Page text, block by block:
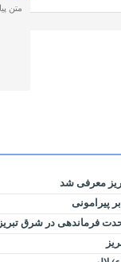
معرفی شد
پیرامونی
فرماندهی در شرق تبریز